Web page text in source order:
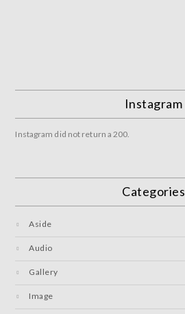
Instagram
Instagram did not return a 200.
Categories
Aside
Audio
Gallery
Image